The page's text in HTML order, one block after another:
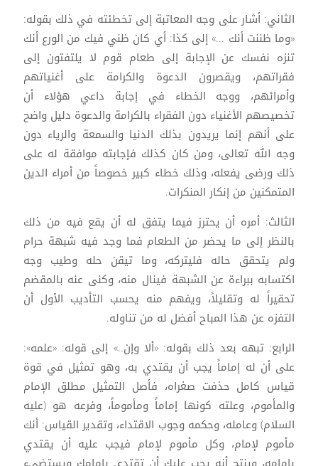
الثاني: أشار على وجه المعاتبة إلى تخطئته في ذلك بقوله:
«وما ظننت أنك ...» إلى كذا: أي كان ظني فيك من الورع أنك
تنزه نفسك عن الإجابة إلى طعام قوم لا يلتفتون إلى
فقراتهم، ويقصرون الدعوة والكرامة على أغنياتهم
وأمرائهم، ووجه الخطاء في إجابة داعي هؤلاء أن
تخصيصهم الأغنياء دون الفقراء بالكرامة والدعوة دليل واضح
على أنهم إنما يريدون بذلك الدنيا والسمعة والرياء دون
وجه الله تعالى، ومن كان كذلك فإجابته موافقة له على
ذلك ورضى يفعله، وذلك خطاء كبير خصوصاً من أمراء الدين
المتمكنين من إنكار المنكرات.
الثالث: أمره أن يحترز فيما يتفق له أن يقع فيه من ذلك
بالنظر إلى ما يحضر من الطعام فما وجد فيه شبهة حرام
ولم يتحقق حاله فليتركه، وما تيقن حله وطيب وجه
اكتسابه ببراءة عن الشبهة فينال منه، وكنى عنه بالمقضم
تحقيراً له وتقليلاً، ويفهم منه يحسب التأديب الأول أن
التفزه عن هذا المباح أفضل له من تناوله.
الرابع: تبهه بعد ذلك بقوله: «ألا وإن..» إلى قوله: «علمه»:
على أن له إماماً يجب أن يقتدي به، وهو تمثيل في قوة
قياس كامل حذفت صغراه، فأصل التمثيل مطلق الإمام
والمأموم، وعلته كونها إماماً ومأموماً، وفرعه هو (عليه
السلام) وعامله، وحكمه وجوب الاقتداء، وتقدير القياس: أنك
مأموم لإمام، وكل مأموم لإمام فيجب عليه أن يقتدي